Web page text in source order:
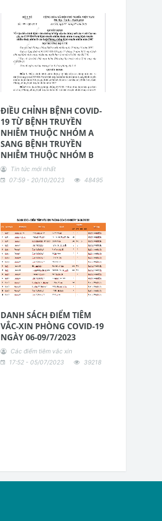
ĐIỀU CHỈNH BỆNH COVID-
19 TỪ BỆNH TRUYỀN
NHIỄM THUỘC NHÓM A
SANG BỆNH TRUYỀN
NHIỄM THUỘC NHÓM B
Tin tức mới nhất
07:59 - 20/10/2023
48495
DANH SÁCH ĐIỂM TIÊM
VẮC-XIN PHÒNG COVID-19
NGÀY 06-09/7/2023
Các điểm tiêm vắc xin
17:52 - 05/07/2023
39218